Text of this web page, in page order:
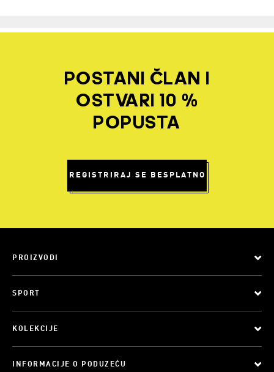
POSTANI ČLAN I
OSTVARI 10 %
POPUSTA
REGISTRIRAJ SE BESPLATNO
PROIZVODI
SPORT
KOLEKCIJE
INFORMACIJE O PODUZEĆU